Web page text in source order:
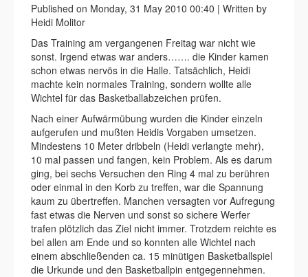
Published on Monday, 31 May 2010 00:40 | Written by
Heidi Molitor
Das Training am vergangenen Freitag war nicht wie
sonst. Irgend etwas war anders……. die Kinder kamen
schon etwas nervös in die Halle. Tatsächlich, Heidi
machte kein normales Training, sondern wollte alle
Wichtel für das Basketballabzeichen prüfen.
Nach einer Aufwärmübung wurden die Kinder einzeln
aufgerufen und mußten Heidis Vorgaben umsetzen.
Mindestens 10 Meter dribbeln (Heidi verlangte mehr),
10 mal passen und fangen, kein Problem. Als es darum
ging, bei sechs Versuchen den Ring 4 mal zu berühren
oder einmal in den Korb zu treffen, war die Spannung
kaum zu übertreffen. Manchen versagten vor Aufregung
fast etwas die Nerven und sonst so sichere Werfer
trafen plötzlich das Ziel nicht immer. Trotzdem reichte es
bei allen am Ende und so konnten alle Wichtel nach
einem abschließenden ca. 15 minütigen Basketballspiel
die Urkunde und den Basketballpin entgegennehmen.